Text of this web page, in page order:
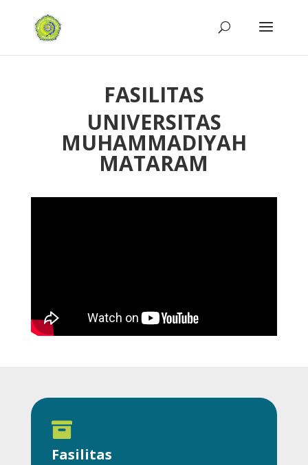
FASILITAS
UNIVERSITAS
MUHAMMADIYAH
MATARAM

Fasilitas